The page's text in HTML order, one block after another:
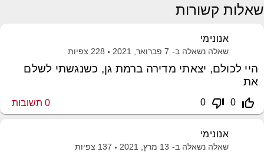
שאלות קשורות
אנונימי
שאלה נשאלה ב- 7 פברואר, 2021 228 צפיות
היי לכולם, יצאתי מדירה ברמת גן, כשנגשתי לשלם
את
thumb_up_off_alt
0
thumb_down_off_alt
0
0 תשובות
אנונימי
שאלה נשאלה ב- 13 מרץ, 2021 137 צפיות